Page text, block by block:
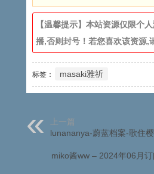
【温馨提示】本站资源仅限个
播,否则封号！若您喜欢该资源,
标签： masaki雅祈
上一篇
lunananya-蔚蓝档案-歌住
miko酱ww – 2024年06月